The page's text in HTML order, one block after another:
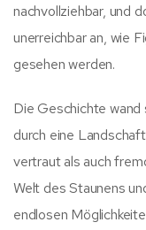
nachvollziehbar, und
unerreichbar an, wie
gesehen werden.
Die Geschichte wand
durch eine
vertraut als auch
Welt des Staunens
endlosen